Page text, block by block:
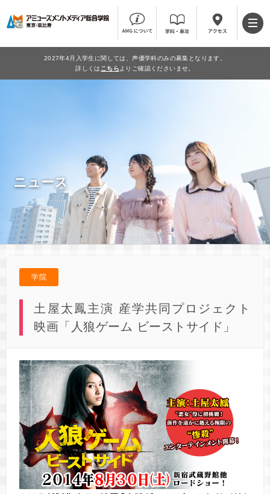
2027年4月入学生に関しては、声優学科のみの募集となります。
詳しくは こちら よりご確認くださいませ。
ニュース
学院
土屋太鳳主演 産学共同プロジェクト
映画「人狼ゲーム ビーストサイド」